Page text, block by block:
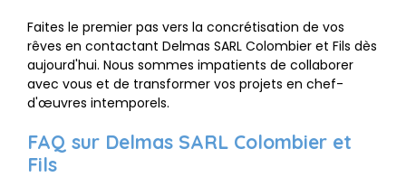
Faites le premier pas vers la concrétisation de vos
rêves en contactant Delmas SARL Colombier et Fils dès
aujourd'hui. Nous sommes impatients de collaborer
avec vous et de transformer vos projets en chef-
d'œuvres intemporels.
FAQ sur Delmas SARL Colombier et
Fils